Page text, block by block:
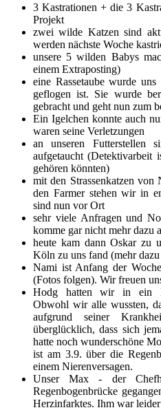
3 Kastrationen + die 3
Projekt
zwei wilde Katzen sind
werden nächste Woche
unsere 5 wilden Babys
einem Extraposting)
eine Rassetaube wurde
geflogen ist. Sie wurde
gebracht und geht nun zum
Ein Igelchen konnte auch
waren seine Verletzungen
an unseren Futterstellen
aufgetaucht (Detektivarbeit
gehören könnten)
mit den Strassenkatzen von
den Farmer stehen wir in
sind nun vor Ort
sehr viele Anfragen und
komme gar nicht mehr dazu
heute kam dann Oskar zu
Köln zu uns fand (mehr
Nami ist Anfang der
(Fotos folgen). Wir freuen
Hodg hatten wir in ein
Obwohl wir alle wussten,
aufgrund seiner
überglücklich, dass sich
hatte noch wunderschöne
ist am 3.9. über die
einem Nierenversagen.
Unser Max - der
Regenbogenbrücke
Herzinfarktes. Ihm war